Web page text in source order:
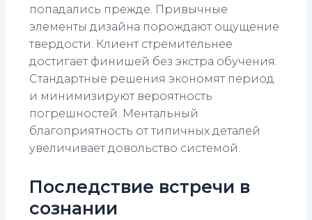
попадались прежде. Привычные
элементы дизайна порождают ощущение
твердости. Клиент стремительнее
достигает финишей без экстра обучения.
Стандартные решения экономят период
и минимизируют вероятность
погрешностей. Ментальный
благоприятность от типичных деталей
увеличивает довольство системой.
Последствие встречи в
сознании